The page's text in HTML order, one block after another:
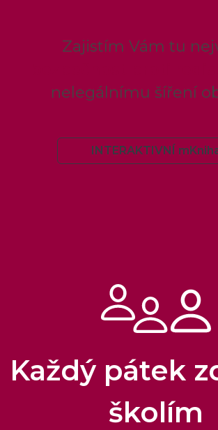
Zajistím Vám tu
nelegálnímu šíření
INTERAKTIVNÍ
Každý pátek
školím